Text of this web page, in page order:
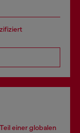
einer globalen